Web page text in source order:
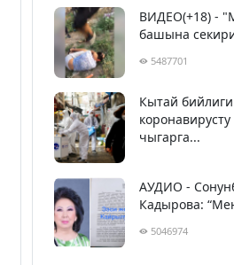
ВИДЕО(+18) -
башына
5487701
Кытай бийлиги
чыгарга...
АУДИО -
Кадырова:
5046974